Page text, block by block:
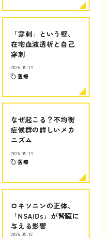
「穿刺」という壁、
在宅血液透析と自己
穿刺
2026.05.14
医療
なぜ起こる？不均衡
症候群の詳しいメカ
ニズム
2026.05.14
医療
ロキソニンの正体、
「NSAIDs」が腎臓に
与える影響
2026.05.12